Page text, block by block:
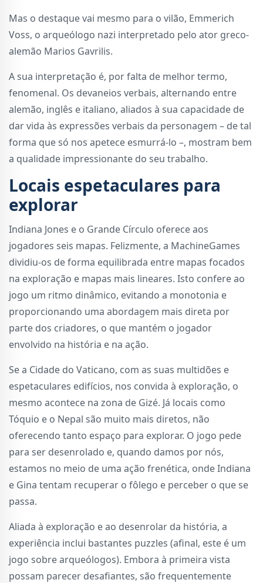
Mas o destaque vai mesmo para o vilão, Emmerich
Voss, o arqueólogo nazi interpretado pelo ator greco-
alemão Marios Gavrilis.
A sua interpretação é, por falta de melhor termo,
fenomenal. Os devaneios verbais, alternando entre
alemão, inglês e italiano, aliados à sua capacidade de
dar vida às expressões verbais da personagem – de tal
forma que só nos apetece esmurrá-lo –, mostram bem
a qualidade impressionante do seu trabalho.
Locais espetaculares para
explorar
Indiana Jones e o Grande Círculo oferece aos
jogadores seis mapas. Felizmente, a MachineGames
dividiu-os de forma equilibrada entre mapas focados
na exploração e mapas mais lineares. Isto confere ao
jogo um ritmo dinâmico, evitando a monotonia e
proporcionando uma abordagem mais direta por
parte dos criadores, o que mantém o jogador
envolvido na história e na ação.
Se a Cidade do Vaticano, com as suas multidões e
espetaculares edifícios, nos convida à exploração, o
mesmo acontece na zona de Gizé. Já locais como
Tóquio e o Nepal são muito mais diretos, não
oferecendo tanto espaço para explorar. O jogo pede
para ser desenrolado e, quando damos por nós,
estamos no meio de uma ação frenética, onde Indiana
e Gina tentam recuperar o fôlego e perceber o que se
passa.
Aliada à exploração e ao desenrolar da história, a
experiência inclui bastantes puzzles (afinal, este é um
jogo sobre arqueólogos). Embora à primeira vista
possam parecer desafiantes, são frequentemente